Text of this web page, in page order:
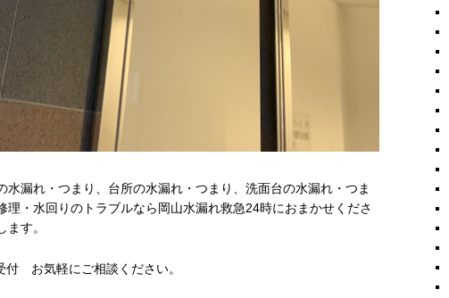
水漏れ・つまり、台所の水漏れ・つまり、洗面台の水漏れ・つま
理・水回りのトラブルなら岡山水漏れ救急24時におまかせくださ
す。
付 お気軽にご相談ください。